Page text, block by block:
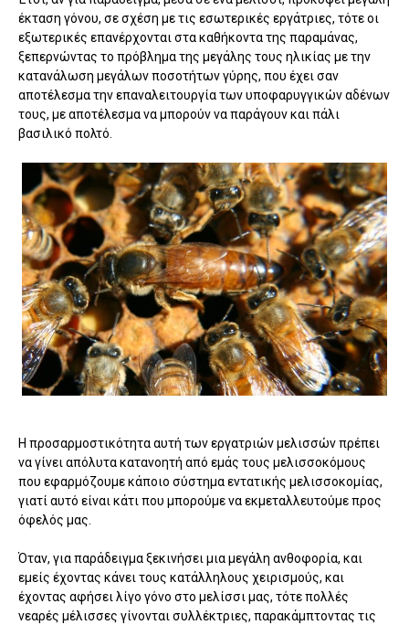
έκταση γόνου, σε σχέση με τις εσωτερικές εργάτριες, τότε οι
εξωτερικές επανέρχονται στα καθήκοντα της παραμάνας,
ξεπερνώντας το πρόβλημα της μεγάλης τους ηλικίας με την
κατανάλωση μεγάλων ποσοτήτων γύρης, που έχει σαν
αποτέλεσμα την επαναλειτουργία των υποφαρυγγικών αδένων
τους, με αποτέλεσμα να μπορούν να παράγουν και πάλι
βασιλικό πολτό.
Η προσαρμοστικότητα αυτή των εργατριών μελισσών πρέπει
να γίνει απόλυτα κατανοητή από εμάς τους μελισσοκόμους
που εφαρμόζουμε κάποιο σύστημα εντατικής μελισσοκομίας,
γιατί αυτό είναι κάτι που μπορούμε να εκμεταλλευτούμε προς
όφελός μας.
Όταν, για παράδειγμα ξεκινήσει μια μεγάλη ανθοφορία, και
εμείς έχοντας κάνει τους κατάλληλους χειρισμούς, και
έχοντας αφήσει λίγο γόνο στο μελίσσι μας, τότε πολλές
νεαρές μέλισσες γίνονται συλλέκτριες, παρακάμπτοντας τις